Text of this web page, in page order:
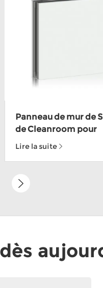
Panneau de mur de
de Cleanroom pour
pharmaceutique avec
Lire la suite